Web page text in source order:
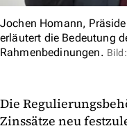
Jochen Homann,
erläutert die Bedeutung
Rahmenbedinungen.
Die
Zinssätze neu